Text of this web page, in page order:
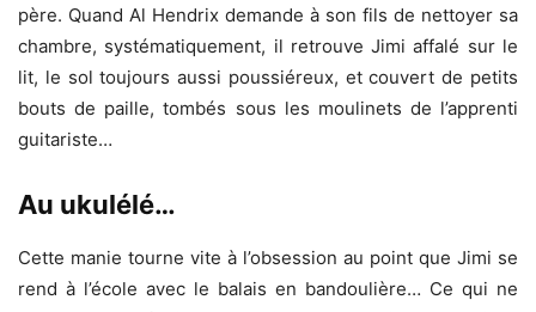
père. Quand Al Hendrix demande à son fils de nettoyer sa
chambre, systématiquement, il retrouve Jimi affalé sur le
lit, le sol toujours aussi poussiéreux, et couvert de petits
bouts de paille, tombés sous les moulinets de l’apprenti
guitariste…
Au ukulélé…
Cette manie tourne vite à l’obsession au point que Jimi se
rend à l’école avec le balais en bandoulière… Ce qui ne